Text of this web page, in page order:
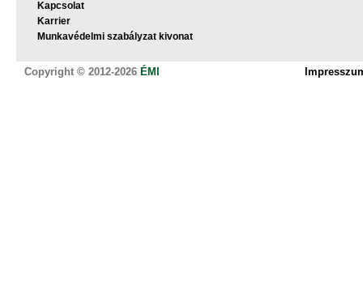
Kapcsolat
Karrier
Munkavédelmi szabályzat kivonat
Copyright © 2012-2026 ÉMI